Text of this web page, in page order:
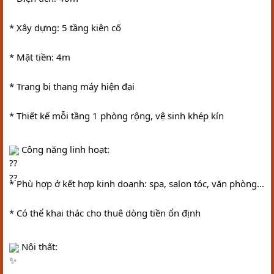
* Xây dựng: 5 tầng kiên cố
* Mặt tiền: 4m
* Trang bị thang máy hiện đại
* Thiết kế mỗi tầng 1 phòng rộng, vệ sinh khép kín
Công năng linh hoạt:
* Phù hợp ở kết hợp kinh doanh: spa, salon tóc, văn phòng…
* Có thể khai thác cho thuê dòng tiền ổn định
Nội thất: